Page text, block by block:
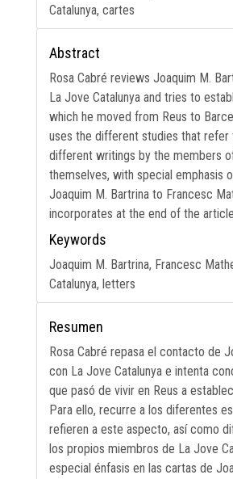
Catalunya, cartes
Abstract
Rosa Cabré reviews Joaquim M.
La Jove Catalunya and tries to
which he moved from Reus to
uses the different studies that refer
different writings by the members
themselves, with special emphasis
Joaquim M. Bartrina to Francesc
incorporates at the end of the
Keywords
Joaquim M. Bartrina, Francesc
Catalunya, letters
Resumen
Rosa Cabré repasa el contacto de
con La Jove Catalunya e intenta
que pasó de vivir en Reus a
Para ello, recurre a los diferentes
refieren a este aspecto, así como
los propios miembros de La Jove
especial énfasis en las cartas de